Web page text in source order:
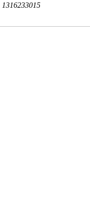
1316233015